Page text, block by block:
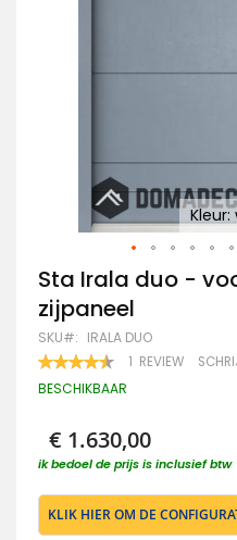
Ga
naar
het
begin
van
de
afbeeldingen-
Sta Irala duo -
zijpaneel
SKU IRALA DUO
WAARDERING:1 REVIEW
BESCHIKBAAR
€ 1.630,00
ik bedoel de prijs is inclusief btw
KLIK HIER OM DE